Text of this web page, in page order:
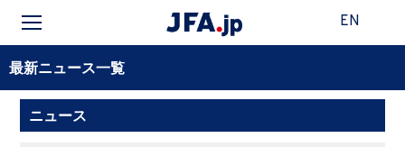
EN
最新ニュース一覧
ニュース